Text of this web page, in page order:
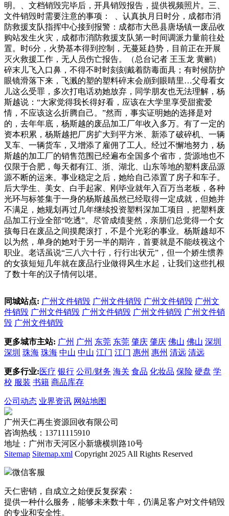
明。、文档销毁完毕后，开具销毁报告，提供视频照片。三、
文件销毁时需要注意的事项： 、认真执月日时分，成都市消
防救援支队指挥中心接到报警：成都市大邑县唐场镇一废品收
购站发生火灾，成都市消防救援支队第一时间调派力量前往处
置。时6分，火势基本得到控制，无蔓延趋势，目前正在开展
灭火救援工作，无人员伤亡报告。（总台记者 王玉龙 黄鹂）
碎末儿飞入口鼻，不得不时时刻刻戴着防毒面具；有时候防护
眼镜滑落下来，飞溅的塑的塑料碎末会崩到眼睛里…父母看女
儿这么受罪，多次打电话劝她放弃，同学朋友也无法理解，杨
斯越说：“大家觉得我长得好看，应该在大学里享受甜蜜爱
情，不应该这么折腾自己。”然而，事实证明她的选择是对
的，去年年底，杨斯越的废品加工厂年收入多万。有了一定的
资本积累，杨斯越把厂房扩大到平方米、新添了破碎机、一辆
叉车、一辆货车，又增添了雇佣了工人。经过不懈地努力，杨
斯越的加工厂的销售范围已经遍布全国多个省市，货源地也不
仅限于合肥，每天都有江、浙、湖北、山东等地的塑料废品源
源不断的运来。事业稳定之后，她给自己添置了房子和车子。
后大学生、美女、白手起家、刚毕业就年入百万当老板，各种
光环与标签集于一身的杨斯越虽然已经取得一定成就，但她并
不满足，她规划再过几年继续投资塑料深加工项目，把塑料废
品加工行业全部“吃透”。尽管成绩斐然，亲朋们总觉得一个女
孩每日在废品之间摸爬滚打，不是个光彩的事业。杨斯越却不
以为然，单身的她对于另一半的期许，首要就是不能歧视这个
职业。老话虽说“三八六十行，行行出状元”，但一个娇生惯养
的女孩短短几年就在废品行业做得风生水起，让我们这些扎根
了数十年的汉子情何以堪。
同城站点: 广州文件销毁 广州文件销毁 广州文件销毁 广州文
件销毁 广州文件销毁 广州文件销毁 广州文件销毁 广州文件销
毁 广州文件销毁
更多城市主站: 广州 广州 东莞 东莞 肇庆 肇庆 佛山 佛山 深圳
深圳 珠海 珠海 中山 中山 江门 江门 惠州 惠州 清远 清远
更多行业: 医疗 银行 公司/财务 海关 食品 化妆品 保险 硬盘 学
校 服装 书籍 商品库存
公司动态 业界资讯 网站地图
广州天仁再生资源回收有限公司
咨询热线：13711115910
地址：广州市天河区小新塘横圳路10号
Sitemap Sitemap.xml Copyright 2025 All Rights Reserved
微信客服
天仁密销，自成立之始便反复探索：
提供一种什么服务，能够未来数十年，仍满足客户对文件销毁
的专业和安全性。